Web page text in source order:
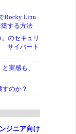
Rocky Linu
築する方法
のセキュリ
サイバート
実感も、
すのか？
ジニア向け